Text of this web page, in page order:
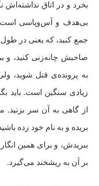
بخرد و در اتاق نداشته‌اش
بی‌هدف و آس‌وپاسی
جمع کنید، که یعنی در طول
صاحبش چانه‌زنی کنید، و
به پرونده‌ی قتل شوید،
زیادی سنگین است. باید
از گاهی به آن سر بزنید.
بریده و به نام خود زده
ببریدش، و برای همین
بر آن به ریشخند می‌گیرد.